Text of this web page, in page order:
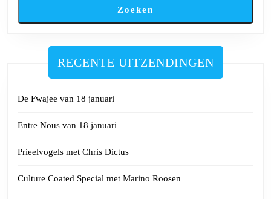
Zoeken
RECENTE UITZENDINGEN
De Fwajee van 18 januari
Entre Nous van 18 januari
Prieelvogels met Chris Dictus
Culture Coated Special met Marino Roosen